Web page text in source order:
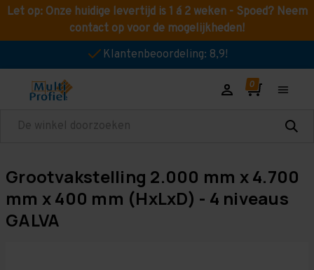
Let op: Onze huidige levertijd is 1 á 2 weken - Spoed? Neem
contact op voor de mogelijkheden!
Klantenbeoordeling: 8,9!
Zoeken
Grootvakstelling 2.000 mm x 4.700
mm x 400 mm (HxLxD) - 4 niveaus
GALVA